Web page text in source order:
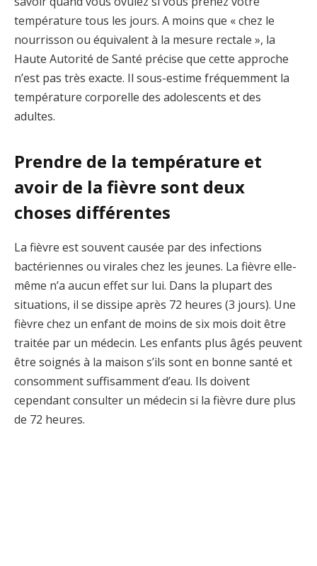
température tous les jours. A moins que « chez le
nourrisson ou équivalent à la mesure rectale », la
Haute Autorité de Santé précise que cette approche
n’est pas très exacte. Il sous-estime fréquemment la
température corporelle des adolescents et des
adultes.
Prendre de la température et
avoir de la fièvre sont deux
choses différentes
La fièvre est souvent causée par des infections
bactériennes ou virales chez les jeunes. La fièvre elle-
même n’a aucun effet sur lui. Dans la plupart des
situations, il se dissipe après 72 heures (3 jours). Une
fièvre chez un enfant de moins de six mois doit être
traitée par un médecin. Les enfants plus âgés peuvent
être soignés à la maison s’ils sont en bonne santé et
consomment suffisamment d’eau. Ils doivent
cependant consulter un médecin si la fièvre dure plus
de 72 heures.